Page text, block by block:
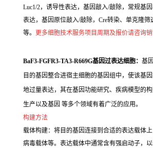
Luc1/2，诱导性表达，基因敲入/敲除，常规基
表达，基因原位敲入/敲除，Cre转染、单克隆筛
等。 更多细胞技术服务项目周期及报价请咨询
BaF3-FGFR3-TA3-R669G基因过表达细胞： 基
目的基因整合进宿主细胞的基因组中，使该基
地过量表达，其在基因功能研究、疾病模型的
生产以及基因 等多个领域有着广泛的应用。
构建方法
载体构建：将目的基因连接到合适的表达载体上
病毒载体等。表达载体中通常含有强启动子，